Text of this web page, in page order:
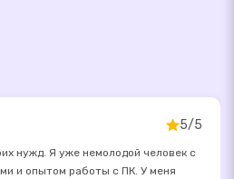
5/5
нужд. Я уже немолодой человек с
и опытом работы с ПК. У меня